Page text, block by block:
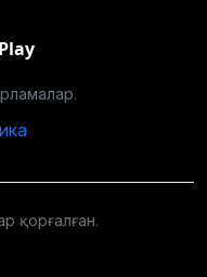
қорғалған.